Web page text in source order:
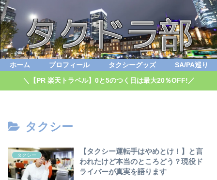
ホーム プロフィール タクシーグッズ SA/PA巡り
＼【PR 楽天トラベル】0と5のつく日は最大20％OFF!／
タクシー
タクシー
【タクシー運転手はやめとけ！】と言
われたけど本当のところどう？現役ド
ライバーが真実を語ります